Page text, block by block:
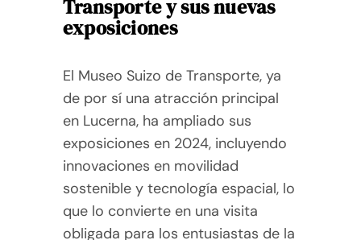
Transporte y sus nuevas
exposiciones
El Museo Suizo de Transporte, ya
de por sí una atracción principal
en Lucerna, ha ampliado sus
exposiciones en 2024, incluyendo
innovaciones en movilidad
sostenible y tecnología espacial, lo
que lo convierte en una visita
obligada para los entusiastas de la